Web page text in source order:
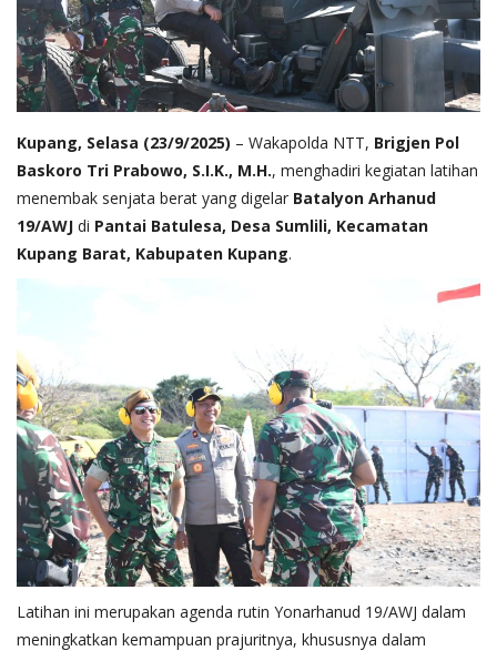
Kupang, Selasa (23/9/2025) – Wakapolda NTT, Brigjen Pol
Baskoro Tri Prabowo, S.I.K., M.H., menghadiri kegiatan latihan
menembak senjata berat yang digelar Batalyon Arhanud
19/AWJ di Pantai Batulesa, Desa Sumlili, Kecamatan
Kupang Barat, Kabupaten Kupang.
Latihan ini merupakan agenda rutin Yonarhanud 19/AWJ dalam
meningkatkan kemampuan prajuritnya, khususnya dalam